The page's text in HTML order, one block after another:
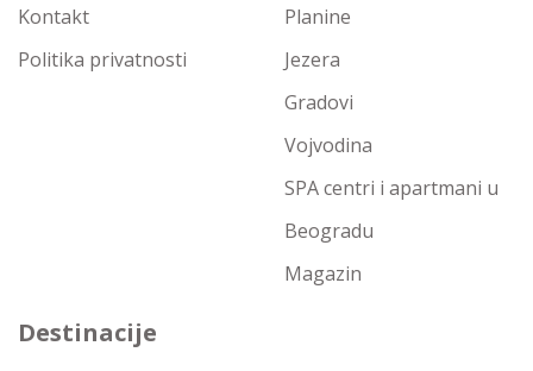
Kontakt
Politika privatnosti
Planine
Jezera
Gradovi
Vojvodina
SPA centri i apartmani u
Beogradu
Magazin
Destinacije